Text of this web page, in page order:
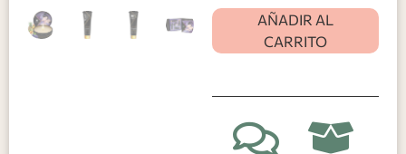
AÑADIR AL
CARRITO